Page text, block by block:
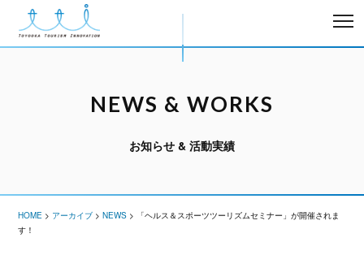
NEWS & WORKS
お知らせ & 活動実績
HOME > アーカイブ >NEWS >
「ヘルス＆スポーツツーリズムセミナー」が開催されま
す！